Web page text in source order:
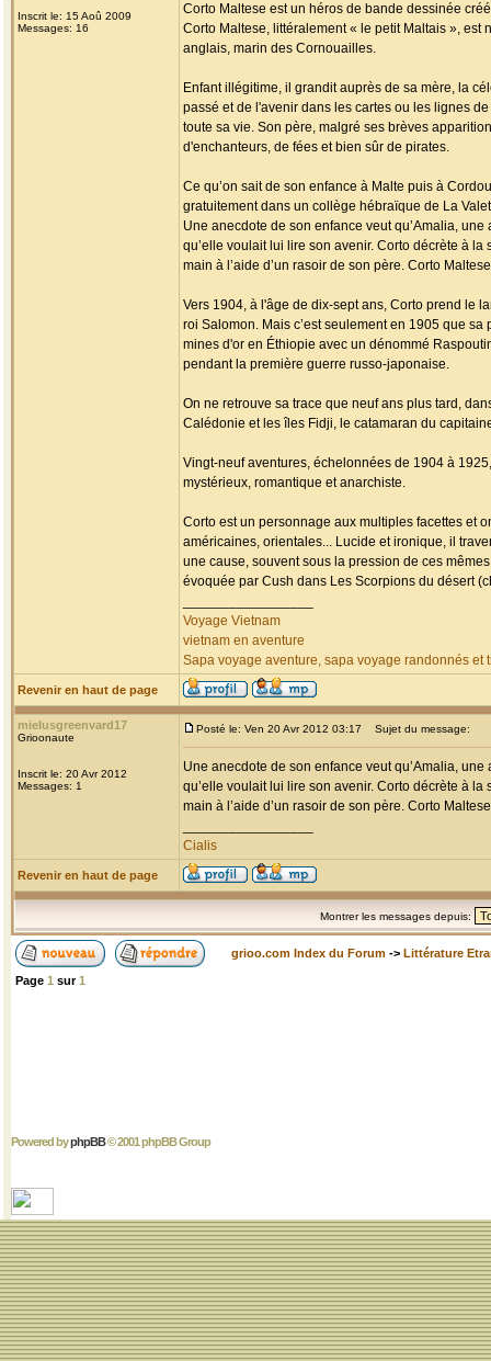
Inscrit le: 15 Aoû 2009
Messages: 16
Corto Maltese est un héros de bande dessinée
Corto Maltese, littéralement « le petit Maltais », est
anglais, marin des Cornouailles.
Enfant illégitime, il grandit auprès de sa mère, la
passé et de l'avenir dans les cartes ou les lignes
toute sa vie. Son père, malgré ses brèves
d'enchanteurs, de fées et bien sûr de pirates.
Ce qu’on sait de son enfance à Malte puis à
gratuitement dans un collège hébraïque de La
Une anecdote de son enfance veut qu’Amalia,
qu’elle voulait lui lire son avenir. Corto décrète à
main à l’aide d’un rasoir de son père. Corto
Vers 1904, à l'âge de dix-sept ans, Corto prend le
roi Salomon. Mais c’est seulement en 1905 que
mines d'or en Éthiopie avec un dénommé
pendant la première guerre russo-japonaise.
On ne retrouve sa trace que neuf ans plus tard,
Calédonie et les îles Fidji, le catamaran du
Vingt-neuf aventures, échelonnées de 1904 à
mystérieux, romantique et anarchiste.
Corto est un personnage aux multiples facettes et
américaines, orientales... Lucide et ironique, il
une cause, souvent sous la pression de ces
évoquée par Cush dans Les Scorpions du désert
Voyage Vietnam
vietnam en aventure
Sapa voyage aventure, sapa voyage randonnés et
Revenir en haut de page
mielusgreenvard17
Grioonaute
Inscrit le: 20 Avr 2012
Messages: 1
Posté le: Ven 20 Avr 2012 03:17 Sujet du message:
Une anecdote de son enfance veut qu’Amalia,
qu’elle voulait lui lire son avenir. Corto décrète à
main à l’aide d’un rasoir de son père. Corto
Cialis
Revenir en haut de page
Montrer les messages depuis:
grioo.com Index du Forum -> Littérature
Page 1 sur1
Powered byphpBB© 2001 phpBB Group